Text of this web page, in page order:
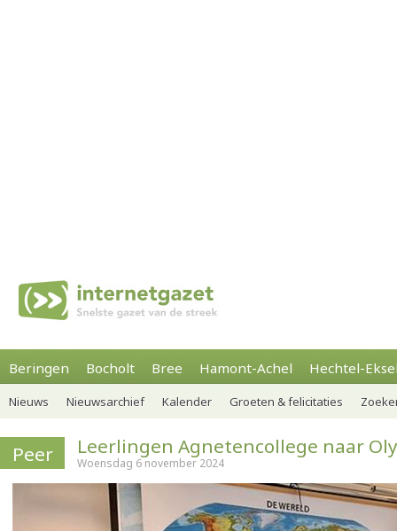
Beringen Bocholt Bree Hamont-Achel Hechtel-
Nieuws Nieuwsarchief Kalender Groeten & felicitaties
Peer Leerlingen Agnetencollege naar
Woensdag 6 november 2024